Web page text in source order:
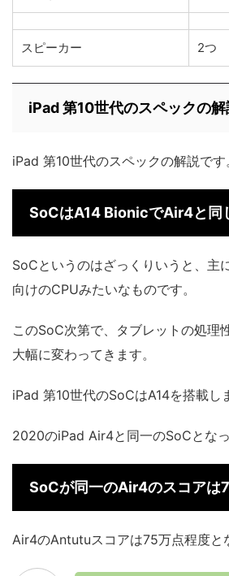
スピーカー 2つ
iPad 第10世代のスペックの
iPad 第10世代のスペックの解説です
SoCはA14 BionicでAir4と同
SoCというのはざっくりいうと、主
向けのCPUみたいなものです。
このSoC次第で、タブレットの処理
大幅に変わってきます。
iPad 第10世代のSoCはA14を搭載し
2020のiPad Air4と同一のSoCとなっ
SoCが同一のAir4のスコアは
Air4のAntutuスコアは75万点程度と